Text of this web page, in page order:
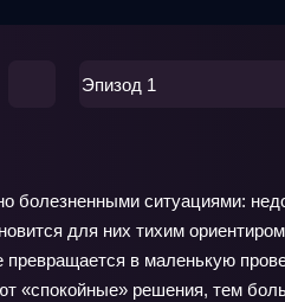
Эпизод 1
болезненными ситуациями:
для них тихим
в маленькую
«спокойные» решения, тем